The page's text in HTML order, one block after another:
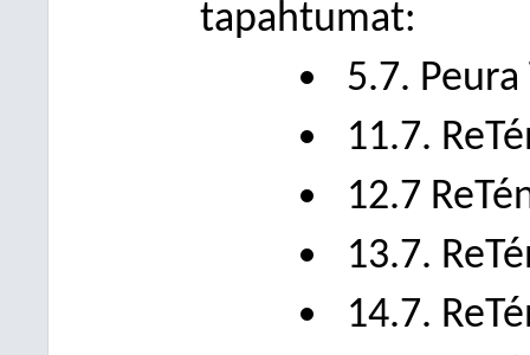
tapahtumat:
5.7. Peura
11.7.
12.7
13.7.
14.7.